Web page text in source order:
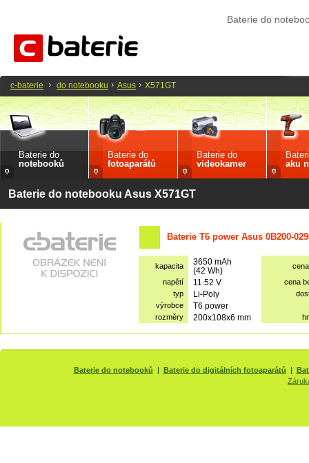
Baterie do
Baterie do
notebooků
Baterie do
fotoaparátů
Baterie do
videokamer
aku
Baterie do notebooku Asus X571GT
Baterie T6 power Asus 0B200-
kapacita
3650 mAh
(42 Wh)
napětí
11.52 V
cena
typ
Li-Poly
výrobce
T6 power
rozměry 200x108x6 mm
c-baterie do notebooku Asus X571GT
Baterie do notebooků | Baterie do digitálních fotoaparátů |